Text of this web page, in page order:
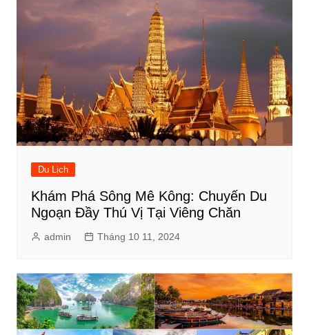
Du Lịch
Khám Phá Sông Mê Kông: Chuyến Du
Ngoạn Đầy Thú Vị Tại Viêng Chăn
admin Tháng 10 11, 2024